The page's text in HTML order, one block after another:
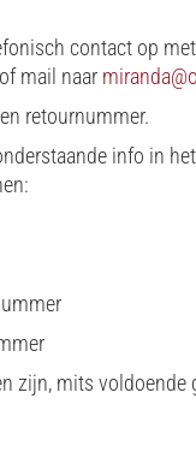
contact op
mail naar
retournummer.
info in
zijn, mits voldoende